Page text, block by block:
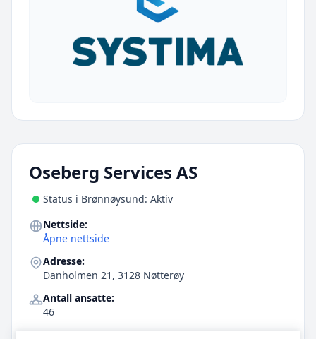
Oseberg Services AS
Status i Brønnøysund: Aktiv
Nettside:
Åpne nettside
Adresse:
Danholmen 21, 3128 Nøtterøy
Antall ansatte:
46